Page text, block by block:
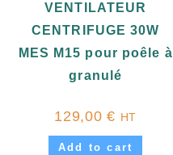
VENTILATEUR
CENTRIFUGE 30W
MES M15 pour poêle à
granulé
129,00€ HT
Add to cart